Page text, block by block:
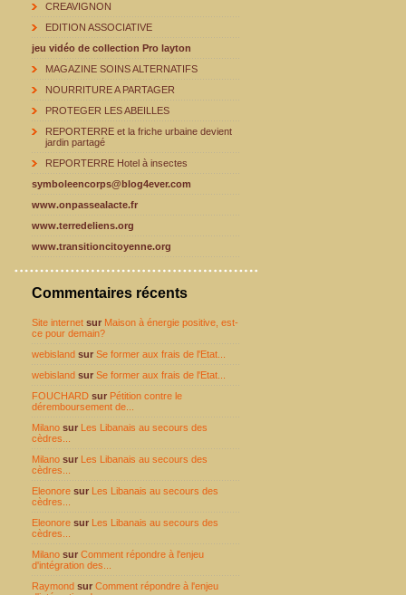
CREAVIGNON
EDITION ASSOCIATIVE
jeu vidéo de collection Pro layton
MAGAZINE SOINS ALTERNATIFS
NOURRITURE A PARTAGER
PROTEGER LES ABEILLES
REPORTERRE et la friche urbaine devient
jardin partagé
REPORTERRE Hotel à insectes
symboleencorps@blog4ever.com
www.onpassealacte.fr
www.terredeliens.org
www.transitioncitoyenne.org
Commentaires récents
Site internet sur Maison à énergie positive, est-
ce pour demain?
webisland sur Se former aux frais de l'Etat...
webisland sur Se former aux frais de l'Etat...
FOUCHARD sur Pétition contre le
déremboursement de...
Milano sur Les Libanais au secours des
cèdres...
Milano sur Les Libanais au secours des
cèdres...
Eleonore sur Les Libanais au secours des
cèdres...
Eleonore sur Les Libanais au secours des
cèdres...
Milano sur Comment répondre à l'enjeu
d'intégration des...
Raymond sur Comment répondre à l'enjeu